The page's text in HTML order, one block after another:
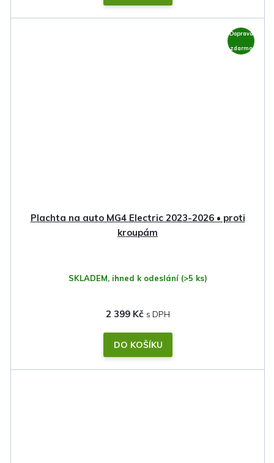
Doprava
zdarma
Plachta na auto MG4 Electric 2023-2026 • proti
kroupám
SKLADEM, ihned k odeslání (>5 ks)
2 399 Kč
DO KOŠÍKU